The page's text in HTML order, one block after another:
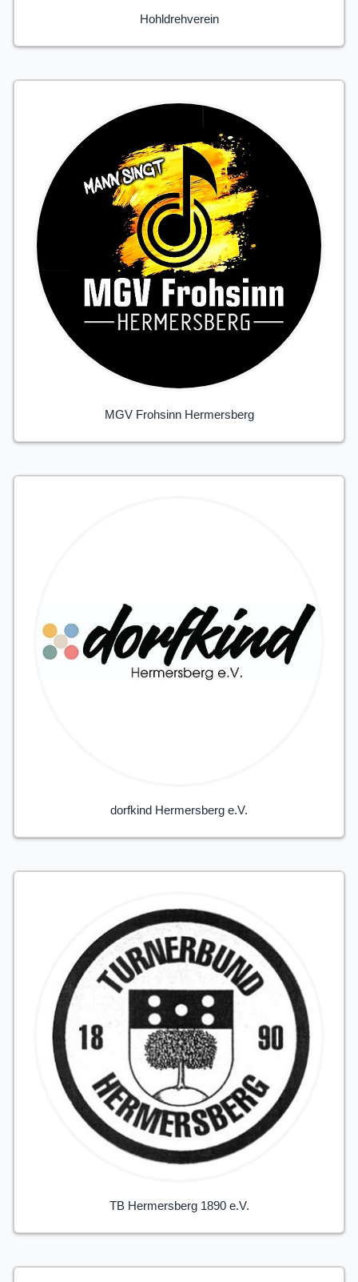
Hohldrehverein
MGV Frohsinn Hermersberg
dorfkind Hermersberg e.V.
TB Hermersberg 1890 e.V.